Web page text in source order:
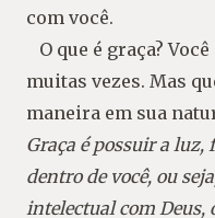
com você.
O que é graça?
muitas vezes. Mas
maneira em sua
Graça é possuir a luz,
dentro de você, ou
intelectual com